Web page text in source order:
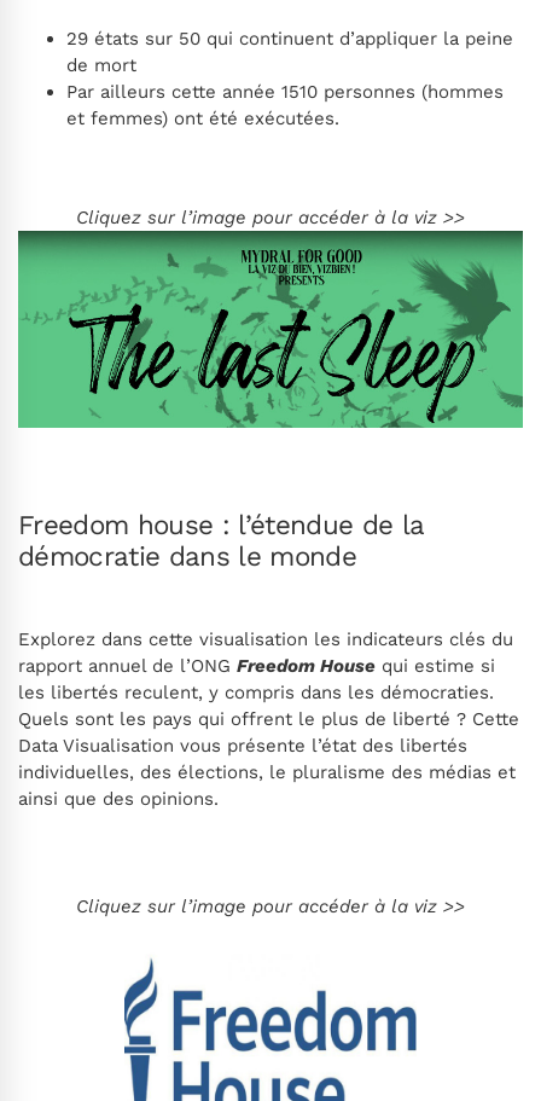
29 états sur 50 qui continuent d’appliquer la peine
de mort
Par ailleurs cette année 1510 personnes (hommes
et femmes) ont été exécutées.
Cliquez sur l’image pour accéder à la viz >>
Freedom house : l’étendue de la
démocratie dans le monde
Explorez dans cette visualisation les indicateurs clés du
rapport annuel de l’ONG Freedom House qui estime si
les libertés reculent, y compris dans les démocraties.
Quels sont les pays qui offrent le plus de liberté ? Cette
Data Visualisation vous présente l’état des libertés
individuelles, des élections, le pluralisme des médias et
ainsi que des opinions.
Cliquez sur l’image pour accéder à la viz >>